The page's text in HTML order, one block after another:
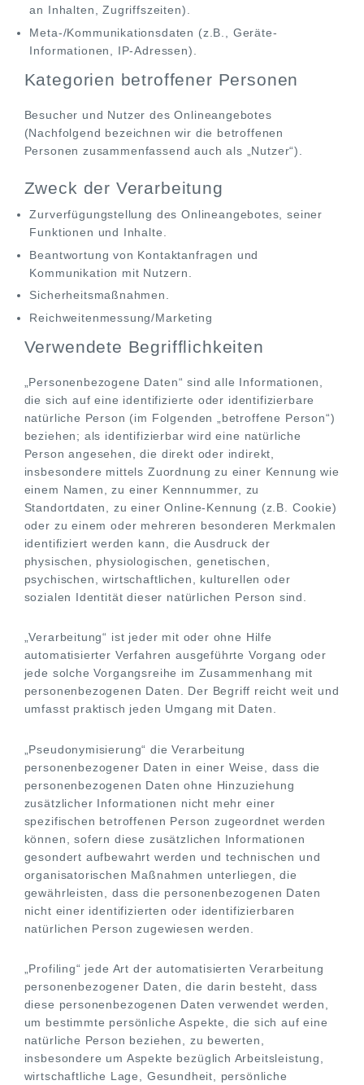
an Inhalten, Zugriffszeiten).
Meta-/Kommunikationsdaten (z.B., Geräte-
Informationen, IP-Adressen).
Kategorien betroffener Personen
Besucher und Nutzer des Onlineangebotes
(Nachfolgend bezeichnen wir die betroffenen
Personen zusammenfassend auch als „Nutzer“).
Zweck der Verarbeitung
Zurverfügungstellung des Onlineangebotes, seiner
Funktionen und Inhalte.
Beantwortung von Kontaktanfragen und
Kommunikation mit Nutzern.
Sicherheitsmaßnahmen.
Reichweitenmessung/Marketing
Verwendete Begrifflichkeiten
„Personenbezogene Daten“ sind alle Informationen,
die sich auf eine identifizierte oder identifizierbare
natürliche Person (im Folgenden „betroffene Person“)
beziehen; als identifizierbar wird eine natürliche
Person angesehen, die direkt oder indirekt,
insbesondere mittels Zuordnung zu einer Kennung wie
einem Namen, zu einer Kennnummer, zu
Standortdaten, zu einer Online-Kennung (z.B. Cookie)
oder zu einem oder mehreren besonderen Merkmalen
identifiziert werden kann, die Ausdruck der
physischen, physiologischen, genetischen,
psychischen, wirtschaftlichen, kulturellen oder
sozialen Identität dieser natürlichen Person sind.
„Verarbeitung“ ist jeder mit oder ohne Hilfe
automatisierter Verfahren ausgeführte Vorgang oder
jede solche Vorgangsreihe im Zusammenhang mit
personenbezogenen Daten. Der Begriff reicht weit und
umfasst praktisch jeden Umgang mit Daten.
„Pseudonymisierung“ die Verarbeitung
personenbezogener Daten in einer Weise, dass die
personenbezogenen Daten ohne Hinzuziehung
zusätzlicher Informationen nicht mehr einer
spezifischen betroffenen Person zugeordnet werden
können, sofern diese zusätzlichen Informationen
gesondert aufbewahrt werden und technischen und
organisatorischen Maßnahmen unterliegen, die
gewährleisten, dass die personenbezogenen Daten
nicht einer identifizierten oder identifizierbaren
natürlichen Person zugewiesen werden.
„Profiling“ jede Art der automatisierten Verarbeitung
personenbezogener Daten, die darin besteht, dass
diese personenbezogenen Daten verwendet werden,
um bestimmte persönliche Aspekte, die sich auf eine
natürliche Person beziehen, zu bewerten,
insbesondere um Aspekte bezüglich Arbeitsleistung,
wirtschaftliche Lage, Gesundheit, persönliche